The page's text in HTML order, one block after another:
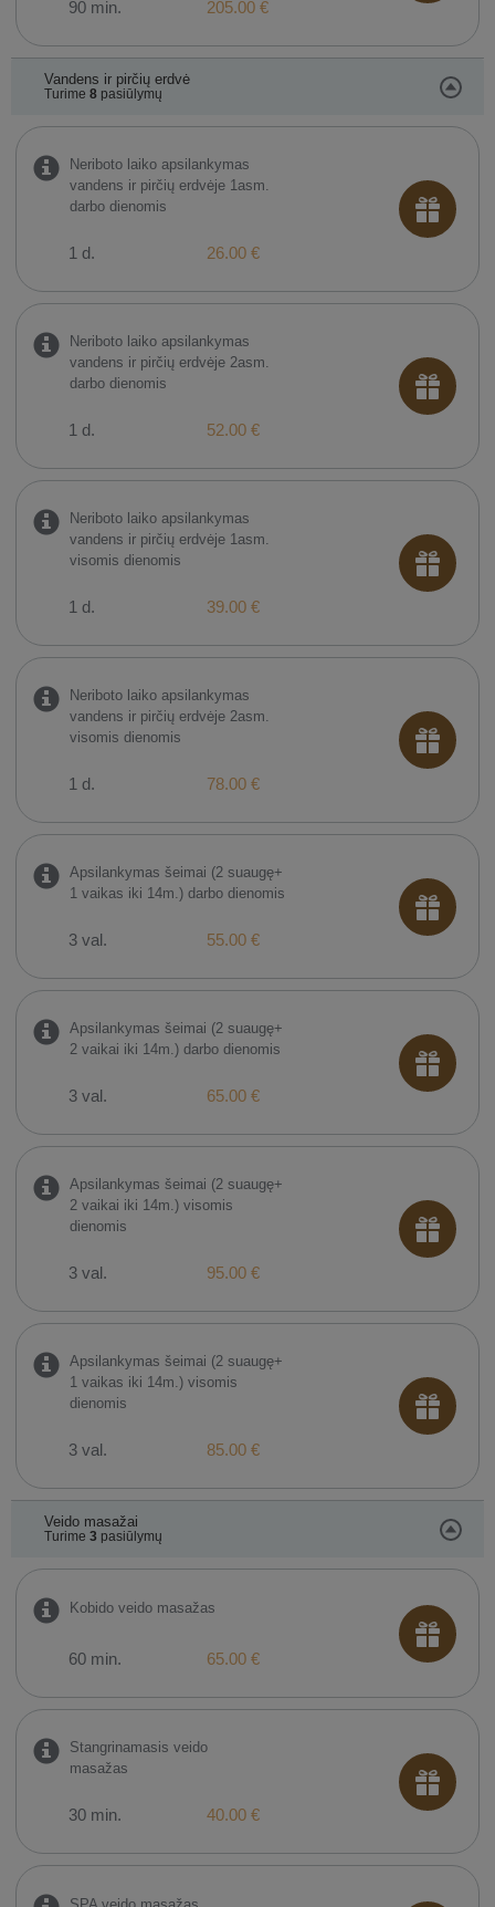
90 min. 205.00 €
Vandens ir pirčių erdvė
Turime 8pasiūlymų
Neriboto laiko apsilankymas
vandens ir pirčių erdvėje 1asm.
darbo dienomis
1 d. 26.00 €
Neriboto laiko apsilankymas
vandens ir pirčių erdvėje 2asm.
darbo dienomis
1 d. 52.00 €
Neriboto laiko apsilankymas
vandens ir pirčių erdvėje 1asm.
visomis dienomis
1 d. 39.00 €
Neriboto laiko apsilankymas
vandens ir pirčių erdvėje 2asm.
visomis dienomis
1 d. 78.00 €
Apsilankymas šeimai (2 suaugę+
1 vaikas iki 14m.) darbo dienomis
3 val. 55.00 €
Apsilankymas šeimai (2 suaugę+
2 vaikai iki 14m.) darbo dienomis
3 val. 65.00 €
Apsilankymas šeimai (2 suaugę+
2 vaikai iki 14m.) visomis
dienomis
3 val. 95.00 €
Apsilankymas šeimai (2 suaugę+
1 vaikas iki 14m.) visomis
dienomis
3 val. 85.00 €
Veido masažai
Turime 3 pasiūlymų
Kobido veido masažas
60 min. 65.00 €
Stangrinamasis veido
masažas
30 min. 40.00 €